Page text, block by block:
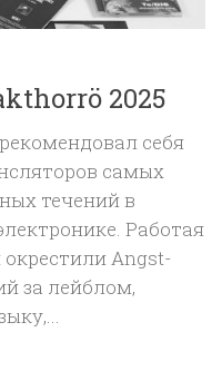
2025
себя
самых
течений в
Работая
Angst-
за лейблом,